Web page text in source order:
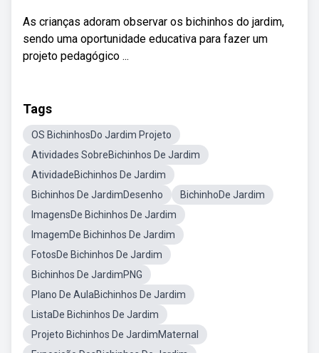
As crianças adoram observar os bichinhos do jardim,
sendo uma oportunidade educativa para fazer um
projeto pedagógico ...
Tags
OS BichinhosDo Jardim Projeto
Atividades SobreBichinhos De Jardim
AtividadeBichinhos De Jardim
Bichinhos De JardimDesenho
BichinhoDe Jardim
ImagensDe Bichinhos De Jardim
ImagemDe Bichinhos De Jardim
FotosDe Bichinhos De Jardim
Bichinhos De JardimPNG
Plano De AulaBichinhos De Jardim
ListaDe Bichinhos De Jardim
Projeto Bichinhos De JardimMaternal